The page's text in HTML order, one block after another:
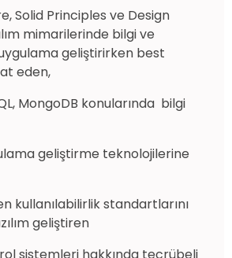
Solid Principles ve Design
mimarilerinde bilgi ve
geliştirirken best
eden,
MongoDB konularında bilgi
geliştirme teknolojilerine
kullanılabilirlik standartlarını
geliştiren
sistemleri hakkında tecrübeli